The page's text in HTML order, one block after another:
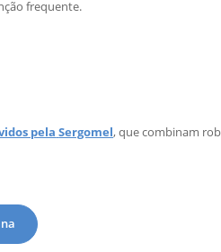
frequente.
pela Sergomel, que combinam